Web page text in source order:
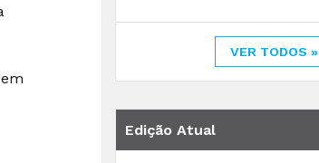
VER TODOS »
Edição Atual